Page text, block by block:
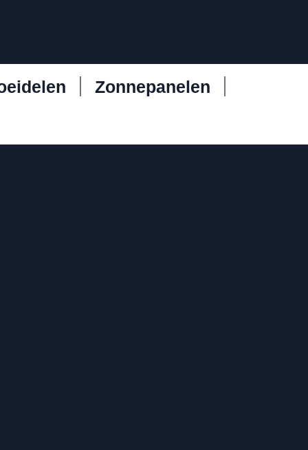
Zonnepanelen